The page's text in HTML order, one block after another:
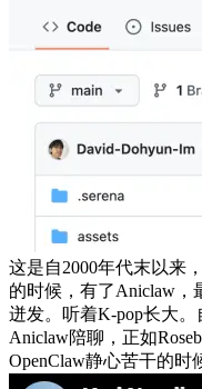
这是自2000年代末以来
的时候，有了Aniclaw，
迸发。听着K-pop长大
Aniclaw陪聊，正如
OpenClaw静心苦干的时